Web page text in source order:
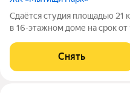
Сдаётся студия площадью 21
в 16-этажном доме на срок от
Посудомоечная машина Кондиционер Микроволновка Дом -
монолитный, окна
Снять